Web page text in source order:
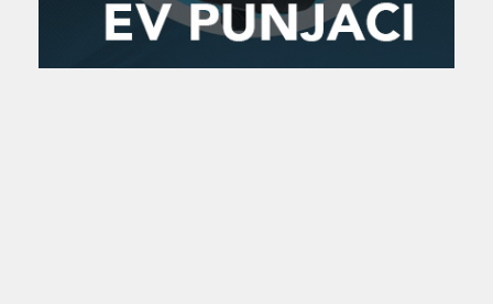
Najave i noviteti